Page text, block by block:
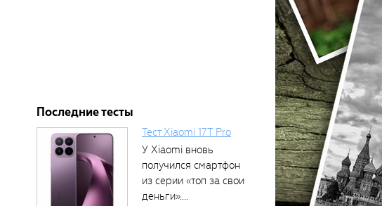
Последние тесты
Тест Xiaomi 17T Pro
У Xiaomi вновь
получился смартфон
из серии «топ за свои
деньги»....